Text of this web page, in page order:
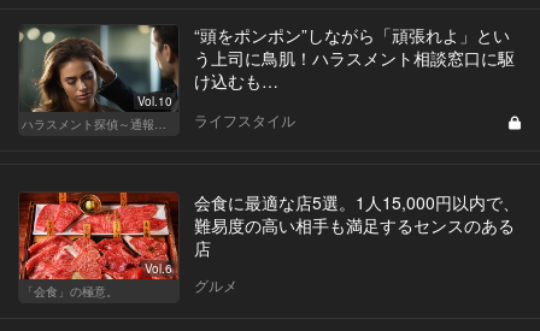
Vol.10
ハラスメント探偵～通報編～
“頭をポンポン”しながら「頑張れよ」とい
う上司に鳥肌！ハラスメント相談窓口に駆
け込むも…
ライフスタイル
Vol.6
「会食」の極意。
会食に最適な店5選。1人15,000円以内で、
難易度の高い相手も満足するセンスのある
店
グルメ